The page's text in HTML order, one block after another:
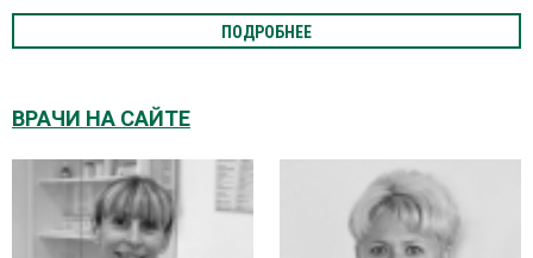
ПОДРОБНЕЕ
ВРАЧИ НА САЙТЕ